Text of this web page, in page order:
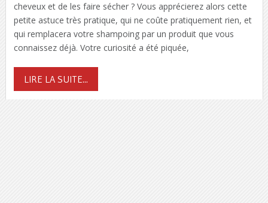
cheveux et de les faire sécher ? Vous apprécierez alors cette
petite astuce très pratique, qui ne coûte pratiquement rien, et
qui remplacera votre shampoing par un produit que vous
connaissez déjà. Votre curiosité a été piquée,
LIRE LA SUITE...